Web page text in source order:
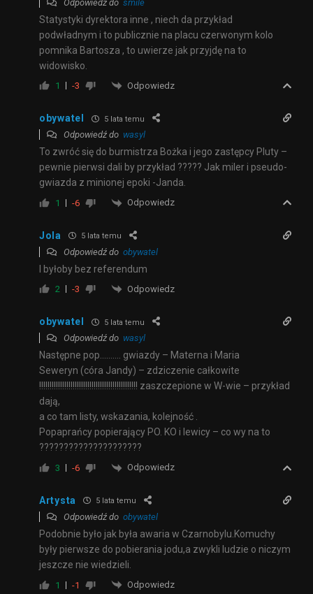
Odpowiedź do smile
Statystyki dyrektora inne , niech da przykład
podwładnym i to publicznie na placu czerwonym kolo
pomnika Bartosza , to uwierze jak przyjdę na to
widowisko.
1 -3 Odpowiedz
obywatel 5 lata temu
Odpowiedź do wasyl
To zwróć się do burmistrza Bożka i jego zastępcy Pluty –
pewnie pierwsi dali by przykład ????? Jak miler i pseudo-
gwiazda z minionej epoki -Janda.
1 -6 Odpowiedz
Jola 5 lata temu
Odpowiedź do obywatel
I byłoby bez referendum
2 -3 Odpowiedz
obywatel 5 lata temu
Odpowiedź do wasyl
Następne pop………. gwiazdy – Materna i Maria
Seweryn (córa Jandy) – zdziczenie całkowite
!!!!!!!!!!!!!!!!!!!!!!!!!!!!!!!!!!!!!!!!!!!!!!! zaszczepione w W-wie – przykład
dają,
a co tam listy, wskazania, kolejność .
Popaprańcy popierający PO. KO i lewicy – co wy na to
?????????????????????
3 -6 Odpowiedz
Artysta 5 lata temu
Odpowiedź do obywatel
Podobnie było jak była awaria w Czarnobylu.Komuchy
były pierwsze do pobierania jodu,a zwykli ludzie o niczym
jeszcze nie wiedzieli.
1 -1 Odpowiedz